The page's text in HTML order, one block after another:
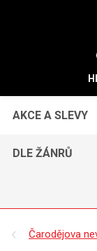
AKCE A SLEVY
DLE ŽÁNRŮ
Čarodějova